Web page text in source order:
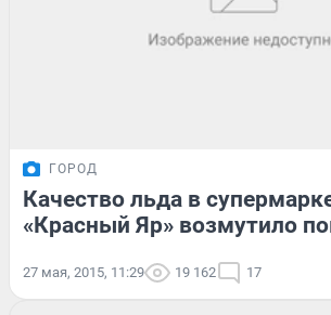
ГОРОД
Качество льда в
«Красный Яр» возмутило
27 мая, 2015, 11:29 19 162 17